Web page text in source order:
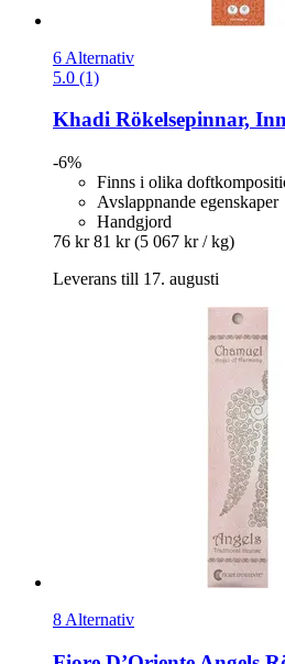
6 Alternativ
5.0 (1)
Khadi Rökelsepinnar,
-6%
Finns i olika
Avslappnande egenskaper
Handgjord
76 kr 81 kr (5 067 kr / kg)
Leverans till 17. augusti
8 Alternativ